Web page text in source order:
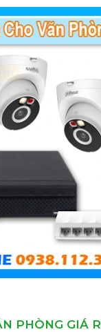
PHÒNG GIÁ